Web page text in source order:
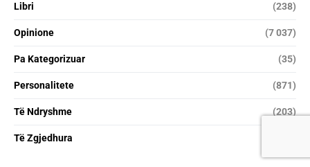
Libri (238)
Opinione (7 037)
Pa Kategorizuar (35)
Personalitete (871)
Të Ndryshme (203)
Të Zgjedhura